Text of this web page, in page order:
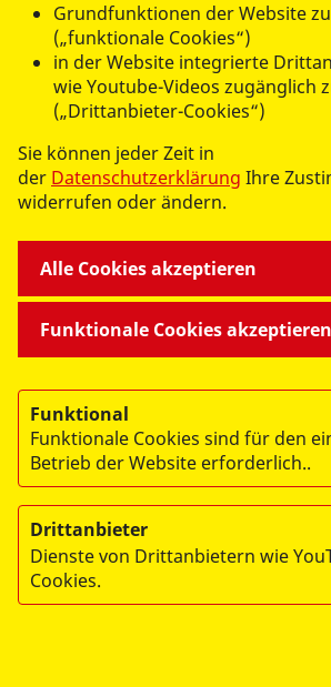
© 2026 ASB Regionalverband Berlin-
Impressum
Datenschutz
Grundfunktionen der Website
(„funktionale Cookies“)
in der Website integrierte
wie Youtube-Videos zugänglich
(„Drittanbieter-Cookies“)
Sie können jeder Zeit in
der Datenschutzerklärung Ihre
widerrufen oder ändern.
Funktionale Cookies akzeptieren
Alle Cookies akzeptieren
Funktional
Funktionale Cookies sind für den
Betrieb der Website erforderlich..
Drittanbieter
Dienste von Drittanbietern wie
Cookies.